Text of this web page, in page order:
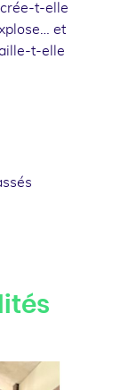
t-elle
et
t-elle